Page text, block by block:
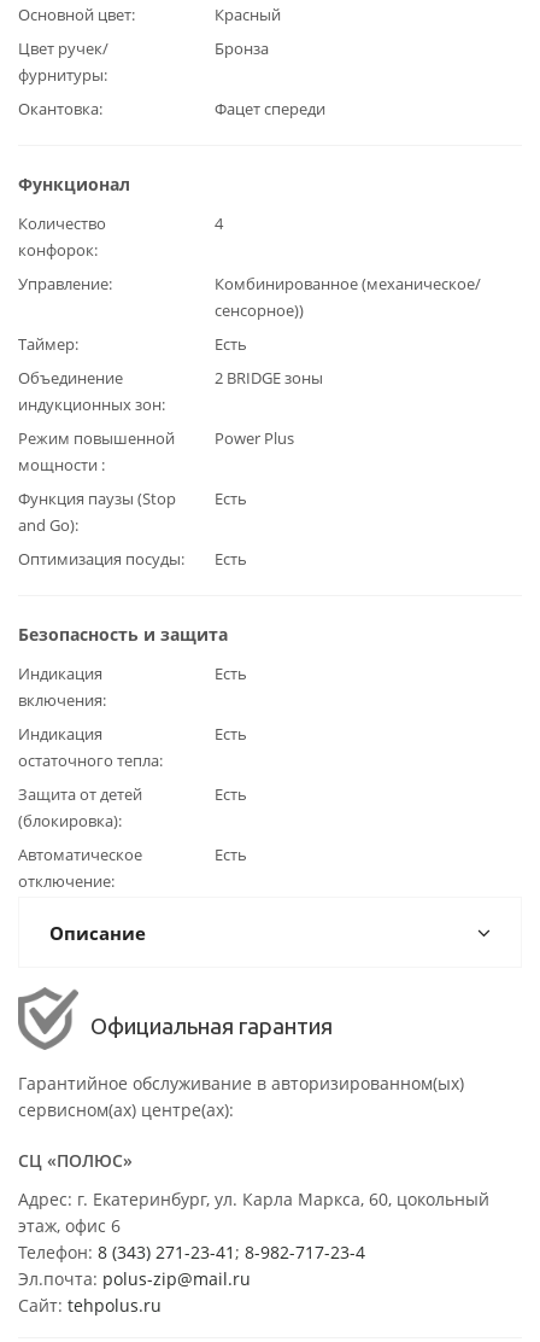
Основной цвет
Красный
Цвет ручек/
фурнитуры
Бронза
Окантовка Фацет спереди
Функционал
Количество
конфорок
4
Управление
Комбинированное (механическое/
сенсорное))
Таймер
Есть
Объединение
индукционных зон
2 BRIDGE зоны
Режим повышенной
мощности
Power Plus
Функция паузы (Stop
and Go)
Есть
Оптимизация посуды Есть
Безопасность и защита
Индикация
включения
Есть
Индикация
остаточного тепла
Есть
Защита от детей
(блокировка)
Есть
Автоматическое
отключение
Есть
Описание
Официальная гарантия
Гарантийное обслуживание в авторизированном(ых)
сервисном(ах) центре(ах):
СЦ «ПОЛЮС»
Адрес: г. Екатеринбург, ул. Карла Маркса, 60, цокольный
этаж, офис 6
Телефон: 8 (343) 271-23-41 ; 8-982-717-23-4
Эл.почта: polus-zip@mail.ru
Сайт: tehpolus.ru